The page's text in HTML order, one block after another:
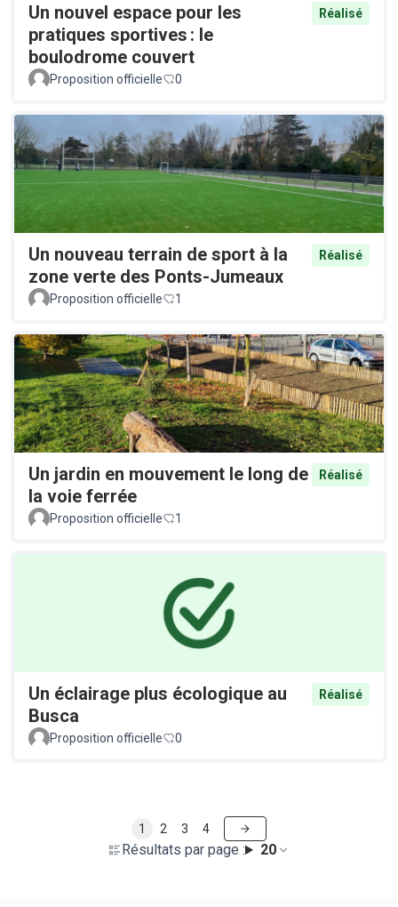
Un nouvel espace pour les
pratiques sportives : le
boulodrome couvert
Réalisé
Proposition officielle 0
Un nouveau terrain de sport à la
zone verte des Ponts-Jumeaux
Réalisé
Proposition officielle 1
Un jardin en mouvement le long de
la voie ferrée
Réalisé
Proposition officielle 1
Un éclairage plus écologique au
Busca
Réalisé
Proposition officielle 0
Résultats par page : 20
1 2 3 4